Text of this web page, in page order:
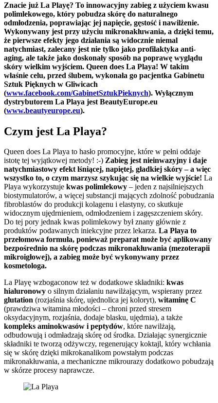
Znacie już La Playę? To innowacyjny zabieg z użyciem kwasu
polimlekowego, który pobudza skórę do naturalnego
odmłodzenia, poprawiając jej napięcie, gęstość i nawilżenie.
Wykonywany jest przy użyciu mikronakłuwania, a dzięki temu,
że pierwsze efekty jego działania są widocznie niemal
natychmiast, zalecany jest nie tylko jako profilaktyka anti-
aging, ale także jako doskonały sposób na poprawę wyglądu
skóry wielkim wyjściem. Queen does La Playa! W takim
właśnie celu, przed ślubem, wykonała go pacjentka Gabinetu
Sztuk Pięknych w Gliwicach
(www.facebook.com/GabinetSztukPieknych). Wyłącznym
dystrybutorem La Playa jest BeautyEurope.eu
(www.beautyeurope.eu).
Czym jest La Playa?
Queen does La Playa to hasło promocyjne, które w pełni oddaje
istotę tej wyjątkowej metody! :-) Zabieg jest nieinwazyjny i daje
natychmiastowy efekt lśniącej, napiętej, gładkiej skóry – a więc
wszystko to, o czym marzysz szykując się na wielkie wyjście! La
Playa wykorzystuje kwas polimlekowy – jeden z najsilniejszych
biostymulatorów, a więcej substancji mających zdolność pobudzania
fibroblastów do produkcji kolagenu i elastyny, co skutkuje
widocznym ujędrnieniem, odmłodzeniem i zagęszczeniem skóry.
Do tej pory jednak kwas polimlekowy był znany głównie z
produktów podawanych iniekcyjne przez lekarza. La Playa to
przełomowa formuła, ponieważ preparat może być aplikowany
bezpośrednio na skórę podczas mikronakłuwania (mezoterapii
mikroigłowej), a zabieg może być wykonywany przez
kosmetologa.
La Playę wzbogaconow też w dodatkowe składniki: kwas
hialuronowy o silnym działaniu nawilżającym, wspierany przez
glutation (rozjaśnia skórę, ujednolica jej koloryt), witaminę C
(prawdziwa witamina młodości – chroni przed stresem
oksydacyjnym, rozjaśnia, dodaje blasku, ujędrnia), a także
kompleks aminokwasów i peptydów, które nawilżają,
odbudowują i odmładzają skórę od środka. Działając synergicznie
składniki te tworzą odżywczy, regenerujący koktajl, który wchłania
się w skórę dzięki mikrokanalikom powstałym podczas
mikronakłuwania, a mechaniczne mikrourazy dodatkowo pobudzają
w skórze procesy naprawcze.